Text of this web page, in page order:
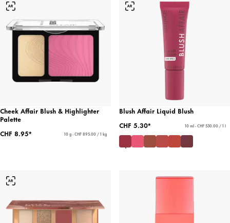
Cheek Affair Blush & Highlighter
Palette
CHF 8.95*
10 g - CHF 895.00 / 1 kg
Blush Affair Liquid Blush
CHF 5.30*
10 ml - CHF 530.00 / 1 l